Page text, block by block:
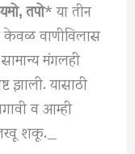
तपो* या तीन
वाणीविलास
मंगलही
झाली. यासाठी
व आम्ही
शकू._